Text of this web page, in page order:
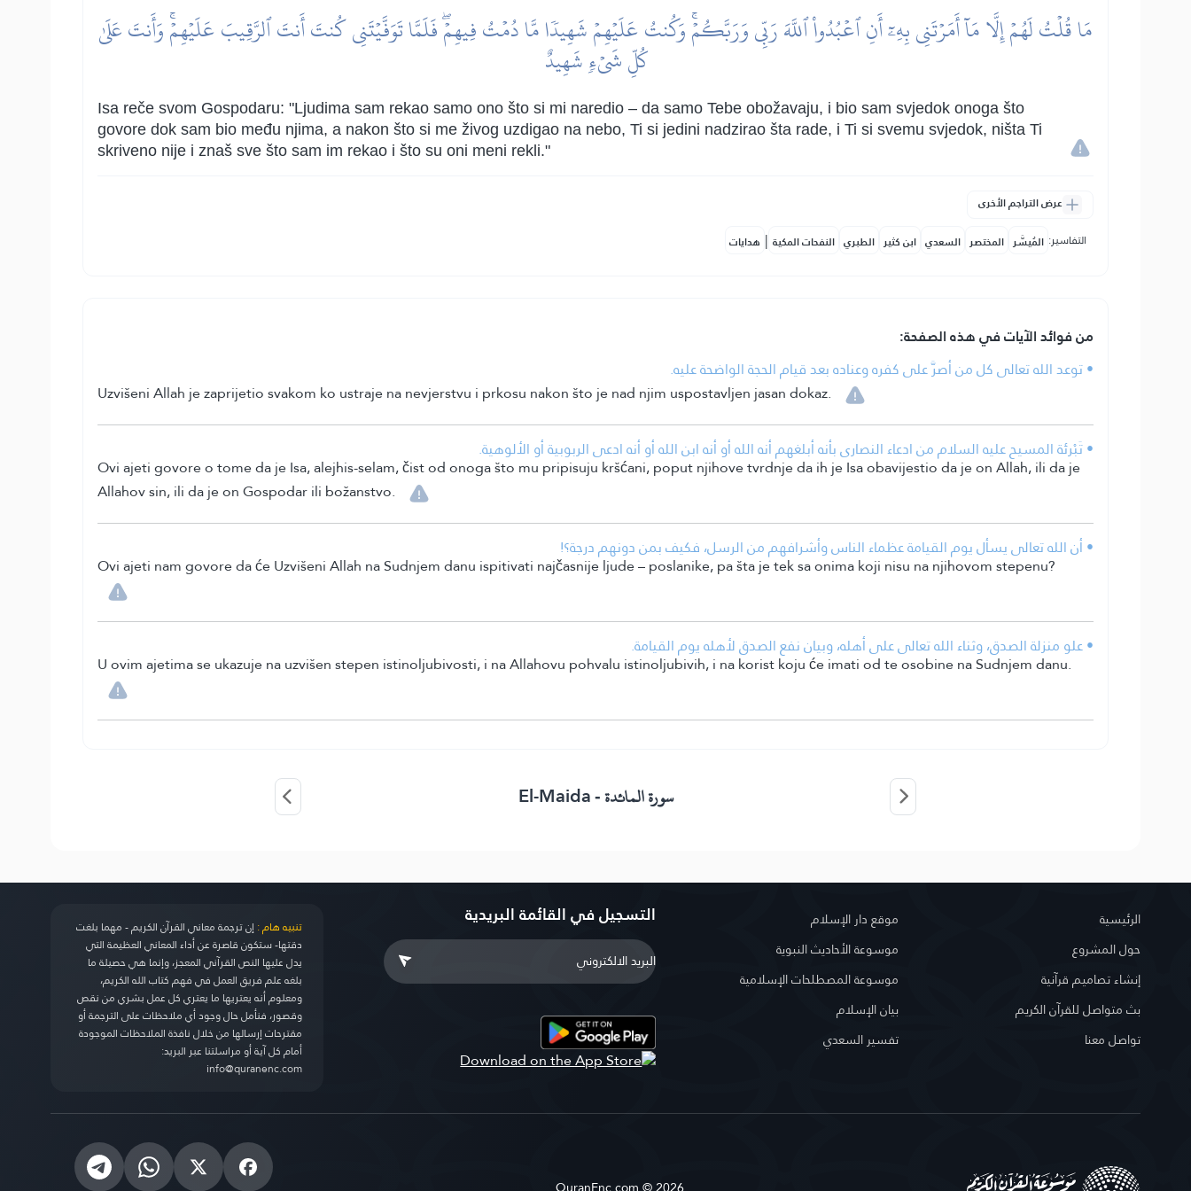
مَا قُلۡتُ لَهُمۡ إِلَّا مَآ أَمَرۡتَنِي بِهِۦٓ أَنِ ٱعۡبُدُواْ ٱللَّهَ رَبِّي وَرَبَّكُمۡۚ وَكُنتُ عَلَيۡهِمۡ شَهِيدٗا مَّا دُمۡتُ فِيهِمۡۖ فَلَمَّا تَوَفَّيۡتَنِي كُنتَ أَنتَ ٱلرَّقِيبَ عَلَيۡهِمۡۚ وَأَنتَ عَلَىٰ
كُلِّ شَيۡءٖ شَهِيدٌ
Isa reče svom Gospodaru: "Ljudima sam rekao samo ono što si mi naredio – da samo Tebe obožavaju, i bio sam svjedok onoga što
govore dok sam bio među njima, a nakon što si me živog uzdigao na nebo, Ti si jedini nadzirao šta rade, i Ti si svemu svjedok, ništa Ti
skriveno nije i znaš sve što sam im rekao i što su oni meni rekli."
عرض التراجم الأخرى
التفاسير: المُيسَّر المختصر السعدي ابن كثير الطبري النفحات المكية | هدايات
من فوائد الآيات في هذه الصفحة:
• توعد الله تعالى كل من أصرَّ على كفره وعناده بعد قيام الحجة الواضحة عليه.
Uzvišeni Allah je zaprijetio svakom ko ustraje na nevjerstvu i prkosu nakon što je nad njim uspostavljen jasan dokaz.
• تَبْرئة المسيح عليه السلام من ادعاء النصارى بأنه أبلغهم أنه الله أو أنه ابن الله أو أنه ادعى الربوبية أو الألوهية.
Ovi ajeti govore o tome da je Isa, alejhis-selam, čist od onoga što mu pripisuju kršćani, poput njihove tvrdnje da ih je Isa obavijestio da je on Allah, ili da je
Allahov sin, ili da je on Gospodar ili božanstvo.
• أن الله تعالى يسأل يوم القيامة عظماء الناس وأشرافهم من الرسل، فكيف بمن دونهم درجة؟!
Ovi ajeti nam govore da će Uzvišeni Allah na Sudnjem danu ispitivati najčasnije ljude – poslanike, pa šta je tek sa onima koji nisu na njihovom stepenu?
• علو منزلة الصدق، وثناء الله تعالى على أهله، وبيان نفع الصدق لأهله يوم القيامة.
U ovim ajetima se ukazuje na uzvišen stepen istinoljubivosti, i na Allahovu pohvalu istinoljubivih, i na korist koju će imati od te osobine na Sudnjem danu.
سورة المائدة -El-Maida
الرئيسية
حول المشروع
إنشاء تصاميم قرآنية
بث متواصل للقرآن الكريم
تواصل معنا
موقع دار الإسلام
موسوعة الأحاديث النبوية
موسوعة المصطلحات الإسلامية
بيان الإسلام
تفسير السعدي
التسجيل في القائمة البريدية تنبيه هام :إن ترجمة معاني القرآن الكريم - مهما بلغت
دقتها- ستكون قاصرة عن أداء المعاني العظيمة التي
يدل عليها النص القرآني المعجز، وإنما هي حصيلة ما
بلغه علم فريق العمل في فهم كتاب الله الكريم،
ومعلوم أنه يعتريها ما يعتري كل عمل بشري من نقص
وقصور، فنأمل حال وجود أي ملاحظات على الترجمة أو
مقترحات إرسالها من خلال نافذة الملاحظات الموجودة
أمام كل آية أو مراسلتنا عبر البريد:
info@quranenc.com